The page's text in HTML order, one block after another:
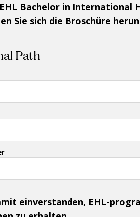
Bachelor in International
Sie sich die Broschüre
Path
einverstanden, EHL-